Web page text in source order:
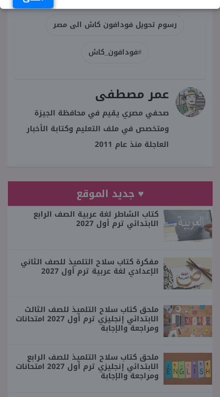
رسوم تحويل فودافون كاش الى مصر
#فودافون_كاش
عمر مصطفى
صحفي مصري يقيم في محافظة الجيزة
ومتخصص في ملف التعليم وكتابة الأخبار
العاجلة منذ عام 2011
♥ جديد الموقع
كتاب الشاطر لغة عربية الصف الرابع
الابتدائي ترم أول 2027
مفكرة كتاب سلاح التلميذ للصف الثاني
الإعدادي لغة عربية ترم أول 2027
ملحق كتاب سلاح التلميذ للصف الثالث
الابتدائي إنجليزي ترم أول 2027 امتحانات
ومراجعة والإجابة
ملحق كتاب سلاح التلميذ للصف الرابع
الابتدائي إنجليزي ترم أول 2027 امتحانات
ومراجعة والإجابة